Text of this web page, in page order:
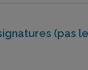
(pas